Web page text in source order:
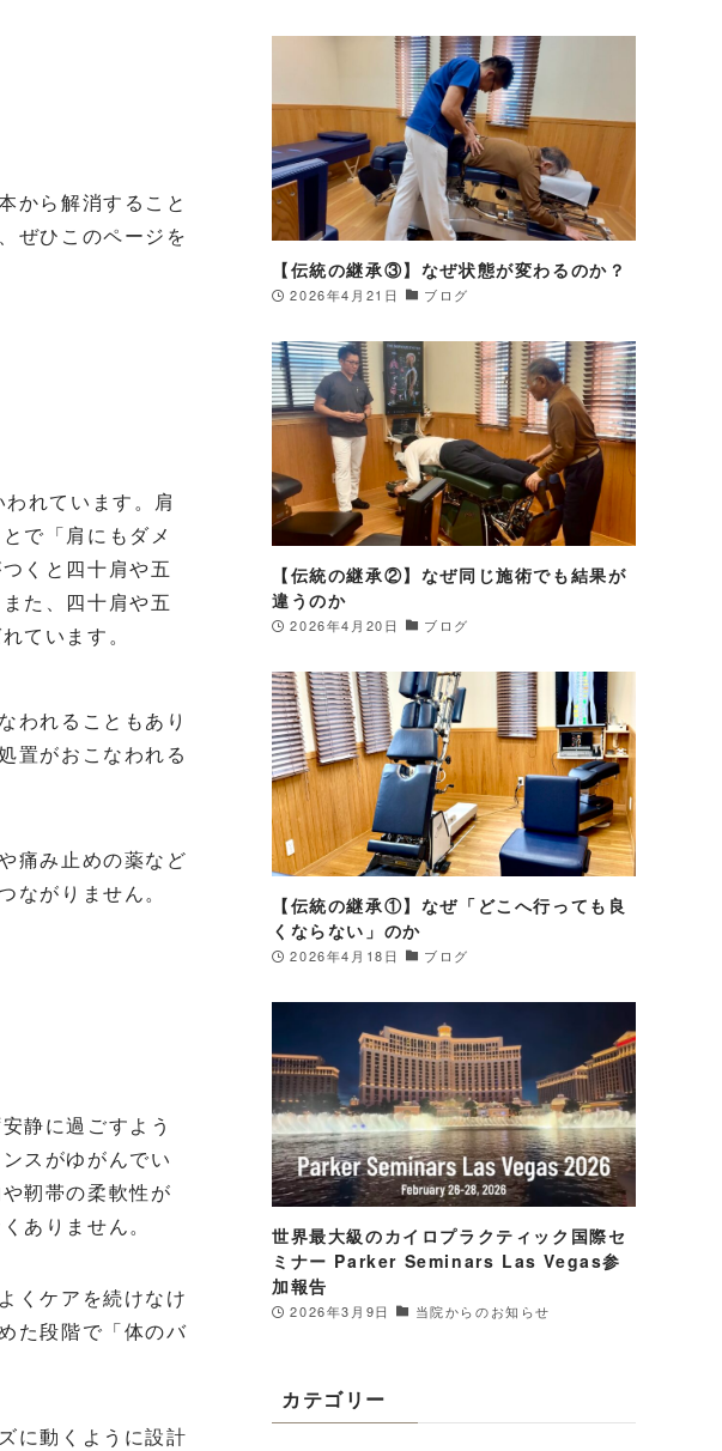
から解消すること
ぜひこのページを
れています。肩
で「肩にもダメ
くと四十肩や五
た、四十肩や五
ています。
われることもあり
置がおこなわれる
痛み止めの薬など
がりません。
静に過ごすよう
スがゆがんでい
靭帯の柔軟性が
ありません。
くケアを続けなけ
た段階で「体のバ
に動くように設計
【伝統の継承③】なぜ状態が変わるのか？
2026年4月21日 ブログ
【伝統の継承②】なぜ同じ施術でも結果が
違うのか
2026年4月20日 ブログ
【伝統の継承①】なぜ「どこへ行っても良
くならない」のか
2026年4月18日 ブログ
世界最大級のカイロプラクティック国際セ
ミナー Parker Seminars Las Vegas参
加報告
2026年3月9日 当院からのお知らせ
カテゴリー